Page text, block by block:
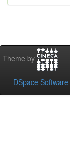
Theme by
DSpace Software